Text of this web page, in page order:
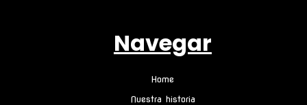
Navegar
Home
Nuestra historia